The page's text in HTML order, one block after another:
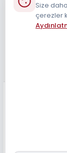
Size
çerezler